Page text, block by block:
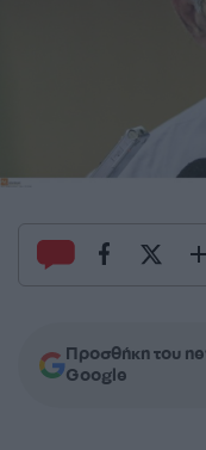
Προσθήκη του
Google